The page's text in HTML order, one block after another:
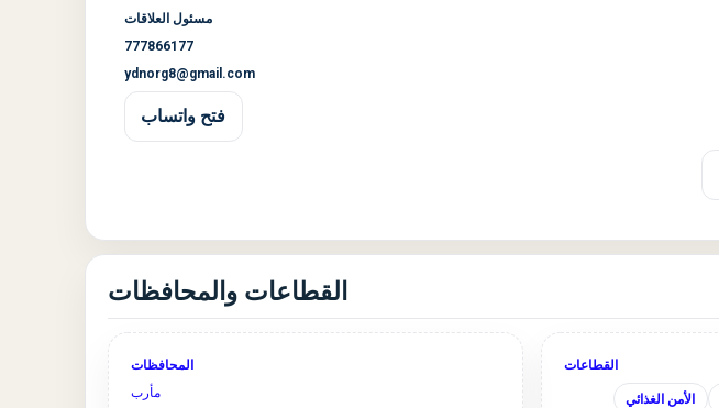
مسئول العلاقات
777866177
ydnorg8@gmail.com
فتح واتساب
القطاعات والمحافظات
القطاعات
الأمن الغذائي
المحافظات
مأرب